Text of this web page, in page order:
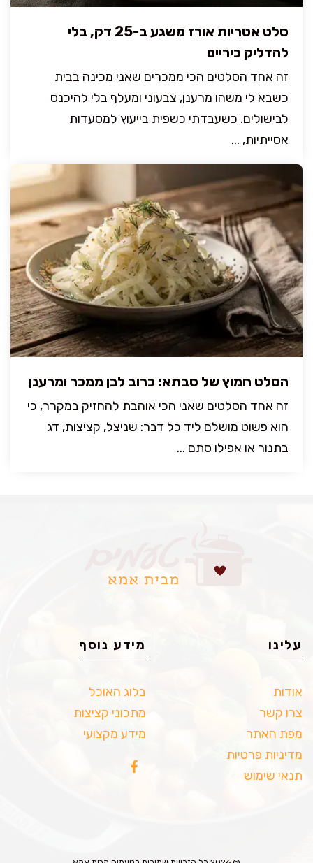
סלט אטריות אורז משגע ב-25 דק, בלי
להדליק כיריים
זה אחד הסלטים הכי ממכרים שאני מכינה בבית
כשבא לי משהו מרענן, צבעוני ומעלף בלי להיכנס
לבישולים. כשעבדתי כשפית בייעוץ למסעדות
אסייתיות, ...
הסלט חמוץ של סבתא: כרוב לבן ממכר ומרענן
זה אחד הסלטים שאני הכי אוהבת להחזיק במקרר, כי
הוא פשוט מושלם ליד כל דבר: שניצל, קציצות, דג
בתנור או אפילו סתם ...
עלינו
אודות
צרו קשר
מפת האתר
מדיניות פרטיות
תנאי שימוש
מידע נוסף
בלוג האוכל
מתכוני קציצות
מידע מקצועי